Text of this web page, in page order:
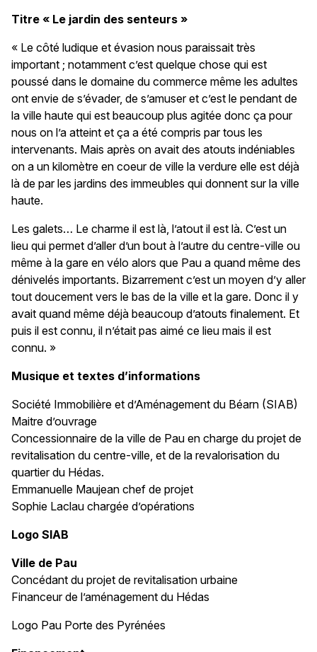
Titre « Le jardin des senteurs »
« Le côté ludique et évasion nous paraissait très
important ; notamment c’est quelque chose qui est
poussé dans le domaine du commerce même les adultes
ont envie de s’évader, de s’amuser et c’est le pendant de
la ville haute qui est beaucoup plus agitée donc ça pour
nous on l’a atteint et ça a été compris par tous les
intervenants. Mais après on avait des atouts indéniables
on a un kilomètre en coeur de ville la verdure elle est déjà
là de par les jardins des immeubles qui donnent sur la ville
haute.
Les galets… Le charme il est là, l’atout il est là. C’est un
lieu qui permet d’aller d’un bout à l’autre du centre-ville ou
même à la gare en vélo alors que Pau a quand même des
dénivelés importants. Bizarrement c’est un moyen d’y aller
tout doucement vers le bas de la ville et la gare. Donc il y
avait quand même déjà beaucoup d’atouts finalement. Et
puis il est connu, il n’était pas aimé ce lieu mais il est
connu. »
Musique et textes d’informations
Société Immobilière et d’Aménagement du Béarn (SIAB)
Maitre d’ouvrage
Concessionnaire de la ville de Pau en charge du projet de
revitalisation du centre-ville, et de la revalorisation du
quartier du Hédas.
Emmanuelle Maujean chef de projet
Sophie Laclau chargée d’opérations
Logo SIAB
Ville de Pau
Concédant du projet de revitalisation urbaine
Financeur de l’aménagement du Hédas
Logo Pau Porte des Pyrénées